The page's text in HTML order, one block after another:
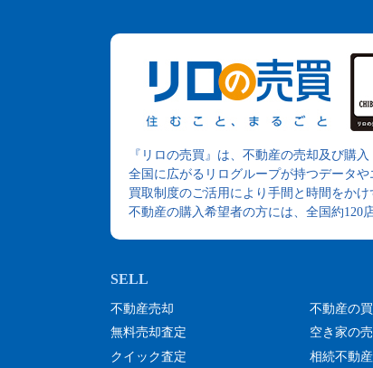
『リロの売買』は、不動産の売却及び購
全国に広がるリログループが持つデータ
買取制度のご活用により手間と時間をか
不動産の購入希望者の方には、全国約120
不動産売却
無料売却査定
クイック査定
不動産の
空き家の
相続不動